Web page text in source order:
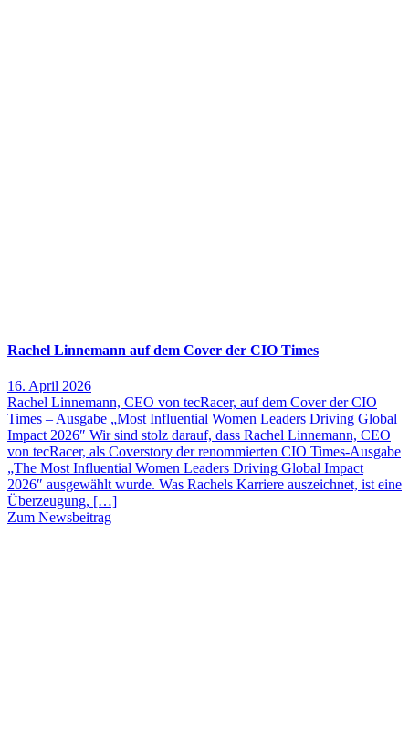
Rachel Linnemann auf dem Cover der CIO Times
16. April 2026
Rachel Linnemann, CEO von tecRacer, auf dem Cover der CIO
Times – Ausgabe „Most Influential Women Leaders Driving Global
Impact 2026″ Wir sind stolz darauf, dass Rachel Linnemann, CEO
von tecRacer, als Coverstory der renommierten CIO Times-Ausgabe
„The Most Influential Women Leaders Driving Global Impact
2026″ ausgewählt wurde. Was Rachels Karriere auszeichnet, ist eine
Überzeugung, […]
Zum Newsbeitrag